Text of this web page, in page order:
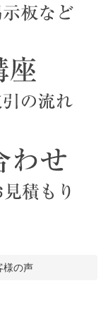
様の声